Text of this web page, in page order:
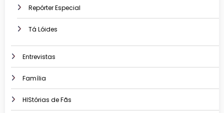
Repórter Especial
Tá Lóides
Entrevistas
Família
HIStórias de Fãs